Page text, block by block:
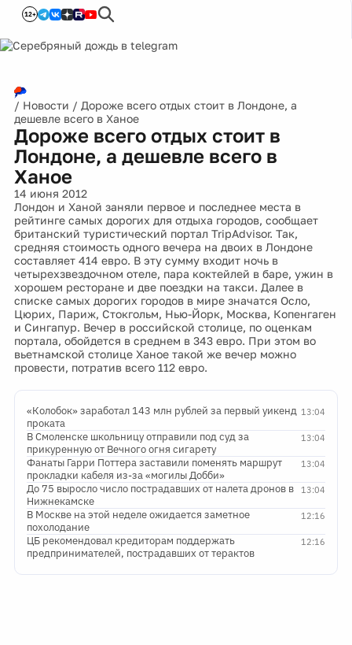
12+
/ Новости / Дороже всего отдых стоит в Лондоне, а
дешевле всего в Ханое
Дороже всего отдых стоит в
Лондоне, а дешевле всего в
Ханое
14 июня 2012
Лондон и Ханой заняли первое и последнее места в
рейтинге самых дорогих для отдыха городов, сообщает
британский туристический портал TripAdvisor. Так,
средняя стоимость одного вечера на двоих в Лондоне
составляет 414 евро. В эту сумму входит ночь в
четырехзвездочном отеле, пара коктейлей в баре, ужин в
хорошем ресторане и две поездки на такси. Далее в
списке самых дорогих городов в мире значатся Осло,
Цюрих, Париж, Стокгольм, Нью-Йорк, Москва, Копенгаген
и Сингапур. Вечер в российской столице, по оценкам
портала, обойдется в среднем в 343 евро. При этом во
вьетнамской столице Ханое такой же вечер можно
провести, потратив всего 112 евро.
13:04
«Колобок» заработал 143 млн рублей за первый уикенд
проката
13:04
В Смоленске школьницу отправили под суд за
прикуренную от Вечного огня сигарету
13:04
Фанаты Гарри Поттера заставили поменять маршрут
прокладки кабеля из-за «могилы Добби»
13:04
До 75 выросло число пострадавших от налета дронов в
Нижнекамске
12:16
В Москве на этой неделе ожидается заметное
похолодание
12:16
ЦБ рекомендовал кредиторам поддержать
предпринимателей, пострадавших от терактов